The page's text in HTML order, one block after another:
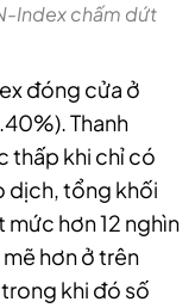
Index chấm dứt
đóng cửa ở
Thanh
thấp khi chỉ có
dịch, tổng khối
hơn 12 nghìn
hơn ở trên
khi đó số